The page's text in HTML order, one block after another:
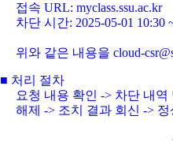
접속 URL: myclass.ssu.ac.kr
차단 시간: 2025-05-01 10:30
위와 같은 내용을 cloud-
■ 처리 절차
요청 내용 확인 -> 차단 내
해제 -> 조치 결과 회신 ->